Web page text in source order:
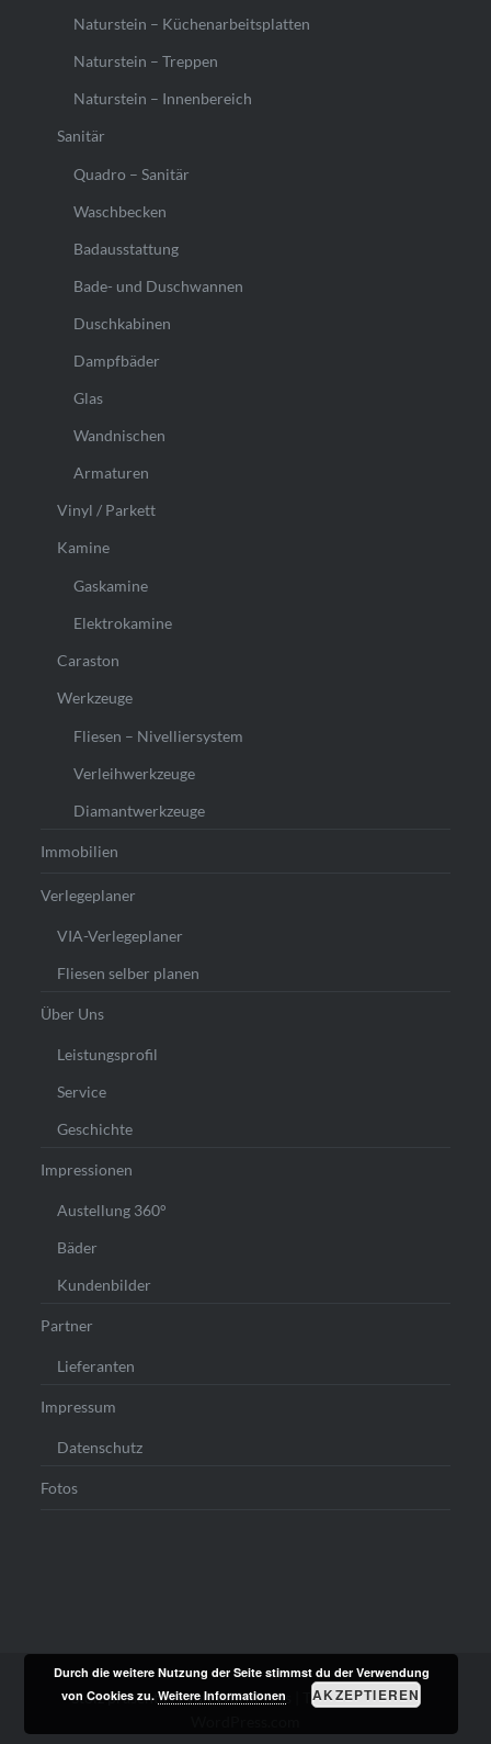
Naturstein – Küchenarbeitsplatten
Naturstein – Treppen
Naturstein – Innenbereich
Sanitär
Quadro – Sanitär
Waschbecken
Badausstattung
Bade- und Duschwannen
Duschkabinen
Dampfbäder
Glas
Wandnischen
Armaturen
Vinyl / Parkett
Kamine
Gaskamine
Elektrokamine
Caraston
Werkzeuge
Fliesen – Nivelliersystem
Verleihwerkzeuge
Diamantwerkzeuge
Immobilien
Verlegeplaner
VIA-Verlegeplaner
Fliesen selber planen
Über Uns
Leistungsprofil
Service
Geschichte
Impressionen
Austellung 360°
Bäder
Kundenbilder
Partner
Lieferanten
Impressum
Datenschutz
Fotos
Stolz präsentiert von WordPress
Theme: Dyad von
Durch die weitere Nutzung der Seite stimmst du der Verwendung
von Cookies zu.Weitere Informationen AKZEPTIEREN